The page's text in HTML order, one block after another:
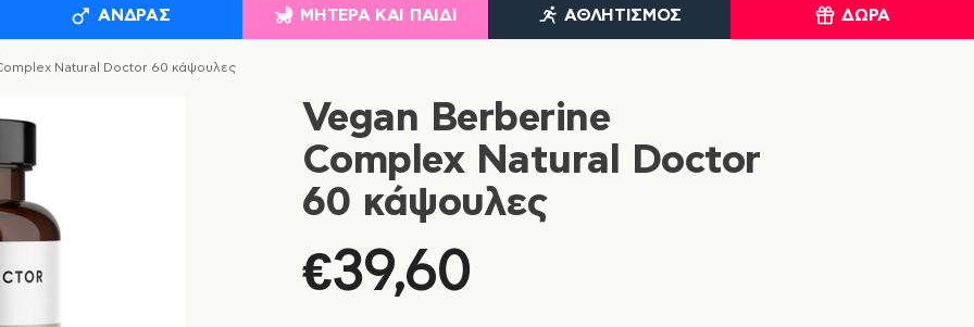
ΆΝΔΡΑΣ ΜΗΤΈΡΑ ΚΑΙ ΠΑΙΔΊ ΑΘΛΗΤΙΣΜΌΣ ΔΏΡΑ
Natural Doctor 60 κάψουλες
Vegan Berberine
Complex Natural Doctor
60 κάψουλες
€39,60